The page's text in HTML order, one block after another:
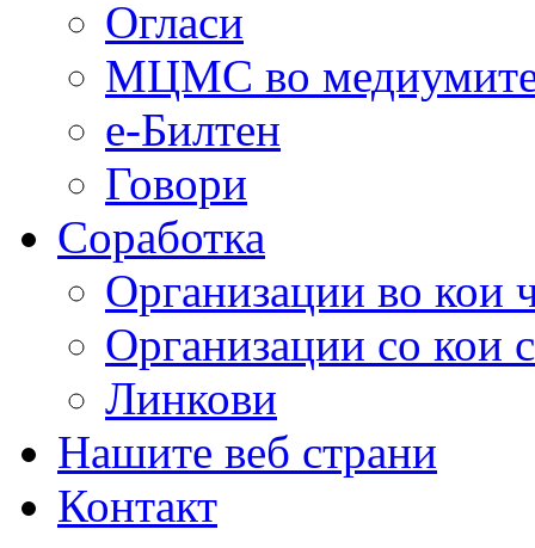
Огласи
МЦМС во
е-Билтен
Говори
Соработка
Организации во кои
Организации со кои
Линкови
Нашите веб страни
Контакт